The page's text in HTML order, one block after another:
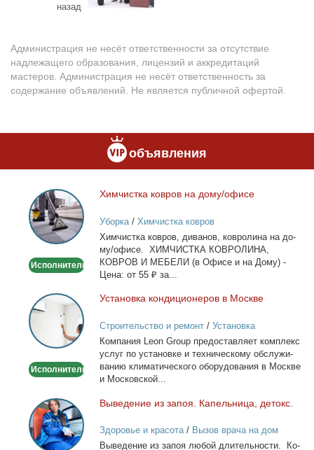
назад
Администрация не несёт ответственности за отсутствие
надлежащего образования, лицензий и аккредитаций
мастеров. Администрация не несёт ответственность за
содержание объявлений. Не является публичной офертой.
объявления
Химчистка
ковров
на
дому/
Исполнитель
Хим­чист­ка ков­ров на до­му/офи­се
Уборка/ Химчистка ковров
Хим­чист­ка ков­ров, ди­ва­нов, ков­ро­ли­на на до­
му/офи­се. ХИМЧИСТКА КОВРОЛИНА,
КОВРОВ И МЕБЕЛИ (в Офи­се и на До­му) -
Це­на: от 55 ₽ за...
Установка
кондиционеров
в
Москве
Исполнитель
Уста­нов­ка кон­ди­ци­о­не­ров в Москве
Строительство и ремонт/ Установка
кондиционеров
Ком­па­ния Leon Group предо­став­ля­ет ком­плекс
услуг по уста­нов­ке и тех­ни­че­ско­му об­слу­жи­
ва­нию кли­ма­ти­че­ско­го обо­ру­до­ва­ния в Москве
и Мос­ков­ской...
Выведение
из
запоя.
Капельница,
Вы­ве­де­ние из за­поя. Ка­пель­ни­ца, де­токс.
Здоровье и красота/ Вызов врача на дом
Вы­ве­де­ние из за­поя лю­бой дли­тель­но­сти. Ко­